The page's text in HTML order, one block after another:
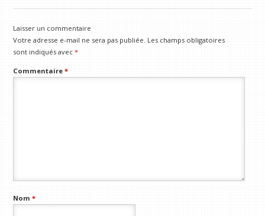
Laisser un commentaire
Votre adresse e-mail ne sera pas publiée. Les champs obligatoires
sont indiqués avec*
Commentaire*
Nom*